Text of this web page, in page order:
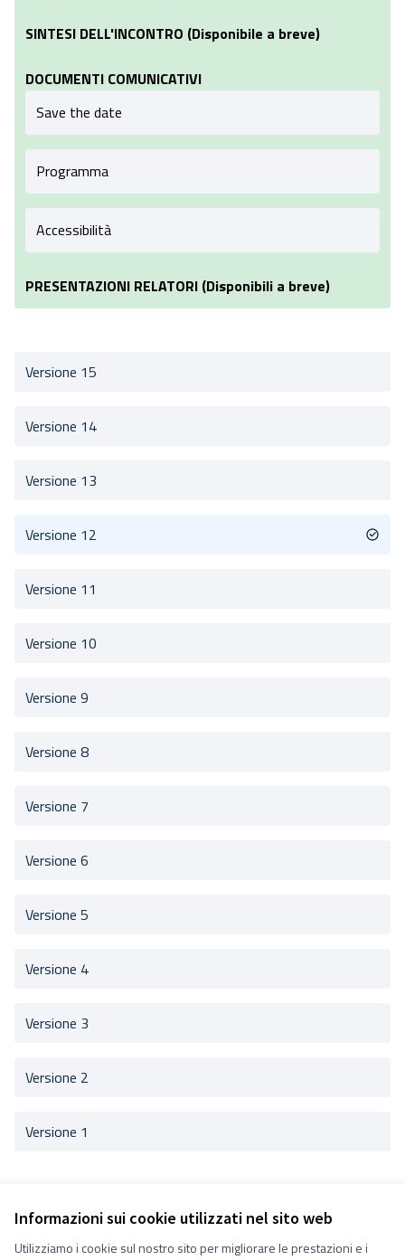
Informazioni sui cookie utilizzati nel sito web
Utilizziamo i cookie sul nostro sito per migliorare le prestazioni e i
SINTESI DELL'INCONTRO (Disponibile a breve)
DOCUMENTI COMUNICATIVI
Save the date
Programma
Accessibilità
PRESENTAZIONI RELATORI (Disponibili a breve)
Versione 15
Versione 14
Versione 13
Versione 12
Versione 11
Versione 10
Versione 9
Versione 8
Versione 7
Versione 6
Versione 5
Versione 4
Versione 3
Versione 2
Versione 1
Termini e condizioni d''uso